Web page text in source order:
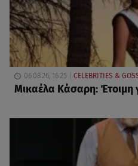
06.08.26, 16:25 CELEBRITIES &
Μικαέλα Κάσαρη: Έτοιμη